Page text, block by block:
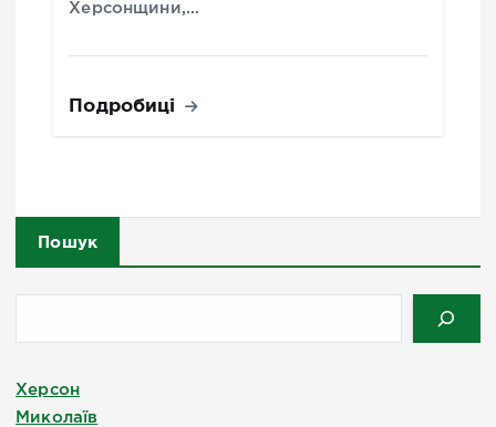
Херсонщини,…
Подробиці
Пошук
Херсон
Миколаїв